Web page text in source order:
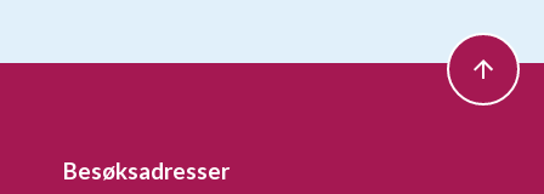
Besøksadresser